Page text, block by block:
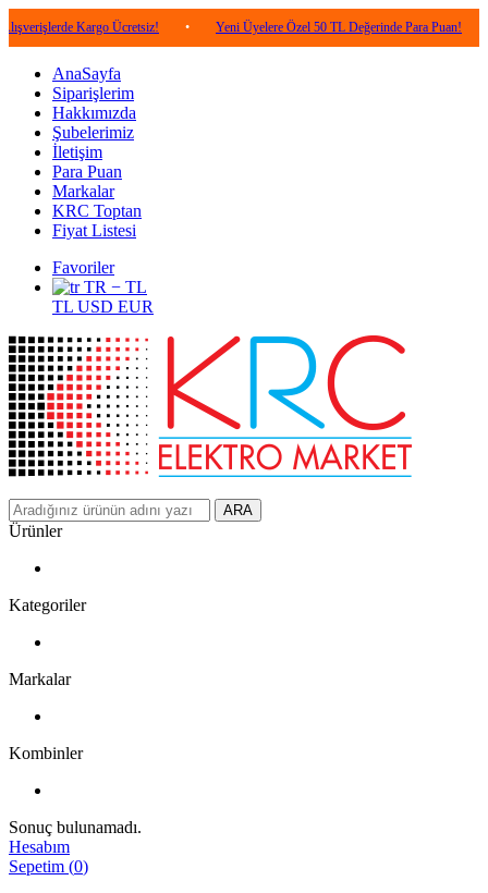
Kargo Ücretsiz! • Yeni Üyelere Özel 50 TL Değerinde Para Puan! •
AnaSayfa
Siparişlerim
Hakkımızda
Şubelerimiz
İletişim
Para Puan
Markalar
KRC Toptan
Fiyat Listesi
Favoriler
TR − TL
TL USD EUR
ARA
Ürünler
Kategoriler
Markalar
Kombinler
Sonuç bulunamadı.
Hesabım
Sepetim (0)